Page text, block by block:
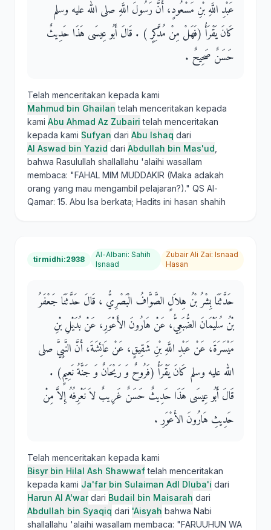
عَبْدِ اللَّهِ بْنِ مَسْعُودٍ، أَنَّ رَسُولَ اللَّهِ صلى الله عليه وسلم
كَانَ يَقْرَأُ ‏(‏فَهَلْ مِنْ مُدَّكِرٍ ‏)‏ ‏.‏ قَالَ أَبُو عِيسَى هَذَا حَدِيثٌ
حَسَنٌ صَحِيحٌ ‏.‏
Telah menceritakan kepada kami
Mahmud bin Ghailan telah menceritakan kepada
kami Abu Ahmad Az Zubairi telah menceritakan
kepada kami Sufyan dari Abu Ishaq dari
Al Aswad bin Yazid dari Abdullah bin Mas'ud
bahwa Rasulullah shallallahu 'alaihi wasallam
membaca: "FAHAL MIM MUDDAKIR (Maka adakah
orang yang mau mengambil pelajaran?)." QS Al-
Qamar: 15. Abu Isa berkata; Hadits ini hasan shahih
tirmidhi:2938
Al-Albani: Sahih
Isnaad
Zubair Ali Zai:Isnaad
Hasan
حَدَّثَنَا بِشْرُ بْنُ هِلاَلٍ الصَّوَّافُ الْبَصْرِيُّ ، قَالَ حَدَّثَنَا جَعْفَرُ
بْنُ سُلَيْمَانَ الضُّبَعِيُّ، عَنْ هَارُونَ الأَعْوَرِ، عَنْ بُدَيْلِ بْنِ
مَيْسَرَةَ، عَنْ عَبْدِ اللَّهِ بْنِ شَقِيقٍ، عَنْ عَائِشَةَ، أَنَّ النَّبِيَّ صلى
الله عليه وسلم كَانَ يَقْرَأُ ‏(‏فَرُوحٌ وَ رَيْحَانٌ وَ جَنَّةُ نَعِيمٍ‏)‏ ‏.‏
قَالَ أَبُو عِيسَى هَذَا حَدِيثٌ حَسَنٌ غَرِيبٌ لاَ نَعْرِفُهُ إِلاَّ مِنْ
حَدِيثِ هَارُونَ الأَعْوَرِ ‏.‏
Telah menceritakan kepada kami
Bisyr bin Hilal Ash Shawwaftelah menceritakan
kepada kami Ja'far bin Sulaiman Adl Dluba'i dari
Harun Al A'wardari Budail bin Maisarah dari
Abdullah bin Syaqiq dari 'Aisyah bahwa Nabi
shallallahu 'alaihi wasallam membaca: "FARUUHUN WA